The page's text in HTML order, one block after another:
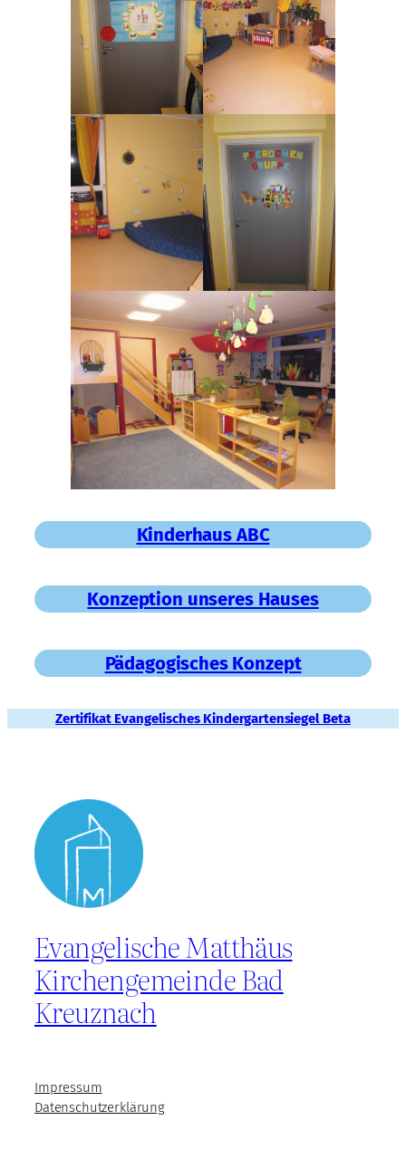
Kinderhaus ABC
Konzeption unseres Hauses
Pädagogisches Konzept
Zertifikat Evangelisches Kindergartensiegel Beta
Evangelische Matthäus
Kirchengemeinde Bad
Kreuznach
Impressum
Datenschutzerklärung